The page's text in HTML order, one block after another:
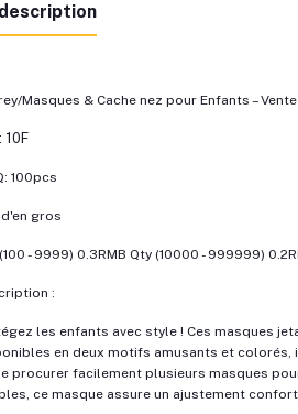
Masques & Cache nez pour Enfants –
10F
100pcs
gros
- 9999) 0.3RMB Qty (10000 - 999999)
:
les enfants avec style ! Ces masques
en deux motifs amusants et
procurer facilement plusieurs masques
ce masque assure un ajustement